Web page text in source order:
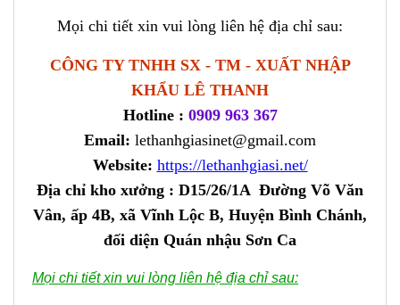
Mọi chi tiết xin vui lòng liên hệ địa chỉ sau:
CÔNG TY TNHH SX - TM - XUẤT NHẬP
KHẨU LÊ THANH
Hotline : 0909 963 367
Email: lethanhgiasinet@gmail.com
Website: https://lethanhgiasi.net/
Địa chỉ kho xưởng : D15/26/1A Đường Võ Văn
Vân, ấp 4B, xã Vĩnh Lộc B, Huyện Bình Chánh,
đối diện Quán nhậu Sơn Ca
Mọi chi tiết xin vui lòng liên hệ địa chỉ sau: